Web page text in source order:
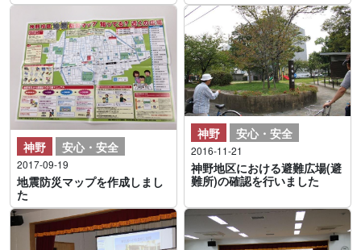
神野 安心・安全
2017-09-19
地震防災マップを作成しまし
た
神野 安心・安全
2016-11-21
神野地区における避難広場(避
難所)の確認を行いました